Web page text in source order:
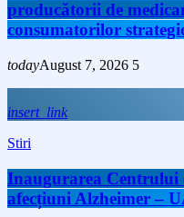
producătorii de
consumatorilor
todayAugust 7, 2026 5
insert_link
Stiri
Inaugurarea Centrului
afecțiuni Alzheimer –